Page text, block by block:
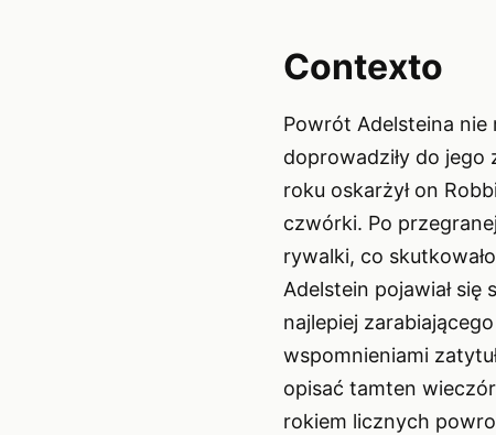
Contexto
Powrót Adelsteina
doprowadziły do
roku oskarżył on
czwórki. Po
rywalki, co
Adelstein pojawiał
najlepiej
wspomnieniami
opisać tamten
rokiem licznych